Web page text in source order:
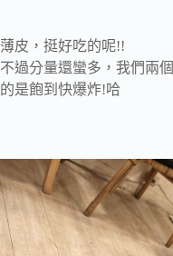
薄皮，挺好吃的呢!!
不過分量還蠻多，我們兩
的是飽到快爆炸!哈